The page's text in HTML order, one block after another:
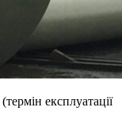
(термін експлуатації